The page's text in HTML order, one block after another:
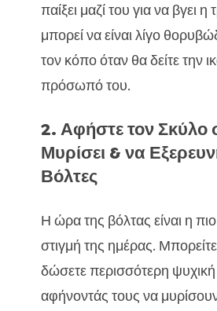
παίξει μαζί του για να βγει η
μπορεί να είναι λίγο
τον κόπο όταν θα δείτε την
πρόσωπό του.
2. Αφήστε τον Σκύλο
Μυρίσει & να
Βόλτες
Η ώρα της βόλτας είναι η
στιγμή της ημέρας.
δώσετε περισσότερη ψυχική
αφήνοντάς τους να